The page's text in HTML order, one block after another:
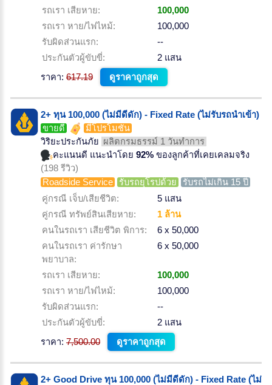
รถเรา เสียหาย:
100,000
รถเรา หาย/ไฟไหม้:
100,000
รับผิดส่วนแรก:
--
ประกันตัวผู้ขับขี่:
2 แสน
ราคา: 617.19 ดูราคาถูกสุด
2+ ทุน 100,000 (ไม่มีดีดัก) - Fixed Rate (ไม่รับรถนำเข้า)
ขายดี
มีโปรโมชั่น
วิริยะประกันภัย ผลิตกรมธรรม์ 1 วันทำการ
คะแนนดี แนะนำโดย 92% ของลูกค้าที่เคยเคลมจริง
(198 รีวิว)
Roadside Service
รับรถยุโรปด้วย
รับรถไม่เกิน 15 ปี
คู่กรณี เจ็บ/เสียชีวิต:
5 แสน
คู่กรณี ทรัพย์สินเสียหาย:
1 ล้าน
คนในรถเรา เสียชีวิต พิการ:
6 x 50,000
คนในรถเรา ค่ารักษา
พยาบาล:
6 x 50,000
รถเรา เสียหาย:
100,000
รถเรา หาย/ไฟไหม้:
100,000
รับผิดส่วนแรก:
--
ประกันตัวผู้ขับขี่:
2 แสน
ราคา: 7,500.00 ดูราคาถูกสุด
2+ Good Drive ทุน 100,000 (ไม่มีดีดัก) - Fixed Rate (ไม่